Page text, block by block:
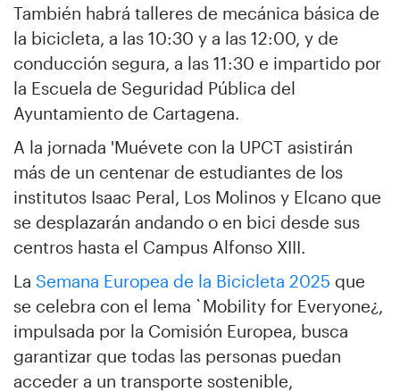
También habrá talleres de mecánica básica de
la bicicleta, a las 10:30 y a las 12:00, y de
conducción segura, a las 11:30 e impartido por
la Escuela de Seguridad Pública del
Ayuntamiento de Cartagena.
A la jornada 'Muévete con la UPCT asistirán
más de un centenar de estudiantes de los
institutos Isaac Peral, Los Molinos y Elcano que
se desplazarán andando o en bici desde sus
centros hasta el Campus Alfonso XIII.
La Semana Europea de la Bicicleta 2025 que
se celebra con el lema `Mobility for Everyone¿,
impulsada por la Comisión Europea, busca
garantizar que todas las personas puedan
acceder a un transporte sostenible,